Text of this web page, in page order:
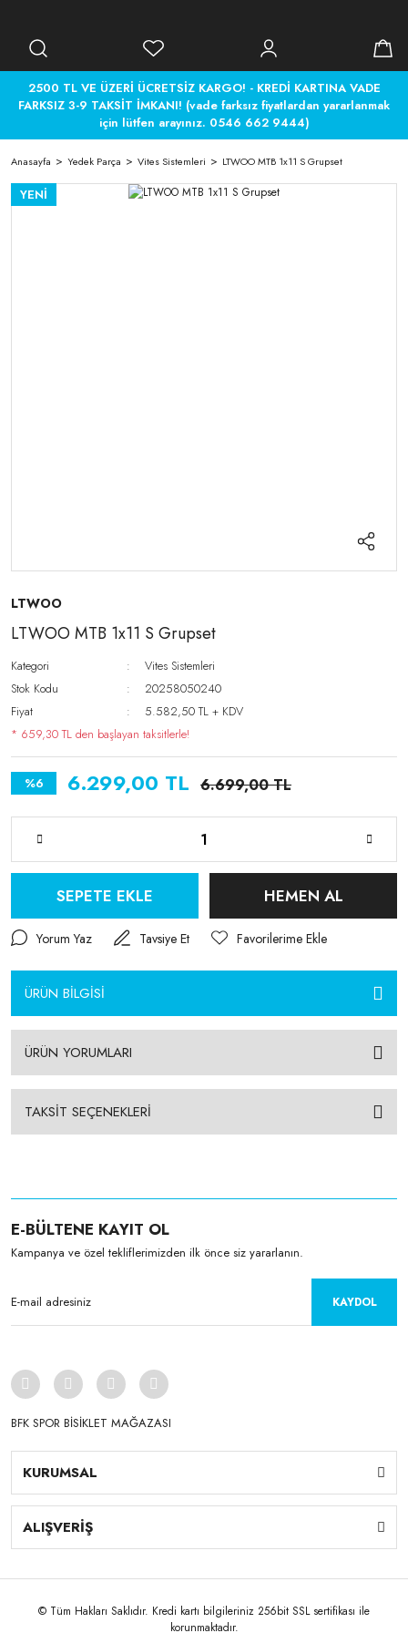
2500 TL VE ÜZERİ ÜCRETSİZ KARGO! - KREDİ KARTINA VADE
FARKSIZ 3-9 TAKSİT İMKANI! (vade farksız fiyatlardan yararlanmak
için lütfen arayınız. 0546 662 9444)
Anasayfa Yedek Parça Vites Sistemleri LTWOO MTB 1x11 S Grupset
YENİ
LTWOO
LTWOO MTB 1x11 S Grupset
Kategori
Vites Sistemleri
Stok Kodu
20258050240
Fiyat
5.582,50 TL + KDV
* 659,30 TL den başlayan taksitlerle!
%6 6.299,00 TL 6.699,00 TL
SEPETE EKLE HEMEN AL
Yorum Yaz Tavsiye Et
ÜRÜN BİLGİSİ
ÜRÜN YORUMLARI
TAKSİT SEÇENEKLERİ
E-BÜLTENE KAYIT OL
Kampanya ve özel tekliflerimizden ilk önce siz yararlanın.
KAYDOL
BFK SPOR BİSİKLET MAĞAZASI
KURUMSAL
ALIŞVERİŞ
© Tüm Hakları Saklıdır. Kredi kartı bilgileriniz 256bit SSL sertifikası ile
korunmaktadır.